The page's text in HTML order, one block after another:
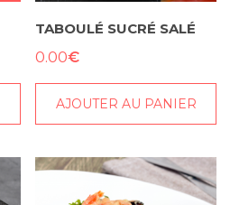
TABOULÉ SUCRÉ SALÉ
0.00€
AJOUTER AU PANIER